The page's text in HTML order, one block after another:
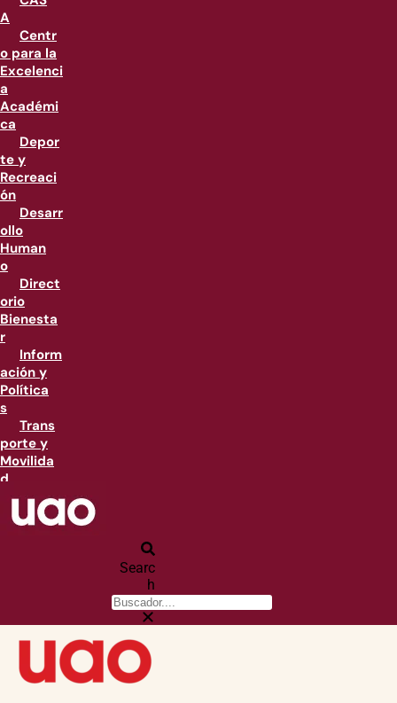
A
Centr
o para la
Excelenci
a
Académi
ca
Depor
te y
Recreaci
ón
Desarr
ollo
Human
o
Direct
orio
Bienesta
r
Inform
ación y
Política
s
Trans
porte y
Movilida
d
Searc
h